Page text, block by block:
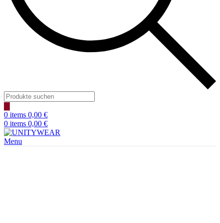
Products
search
0 items 0,00 €
0 items 0,00 €
Menu